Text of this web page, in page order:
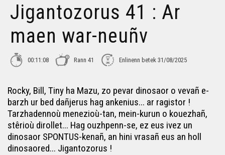
Jigantozorus 41 : Ar
maen war-neuñv
00:11:08 Rann 41 Enlinenn betek 31/08/2025
Rocky, Bill, Tiny ha Mazu, zo pevar dinosaor o vevañ e-
barzh ur bed dañjerus hag ankenius... ar ragistor !
Tarzhadennoù menezioù-tan, mein-kurun o kouezhañ,
stêrioù dirollet... Hag ouzhpenn-se, ez eus ivez un
dinosaor SPONTUS-kenañ, an hini vrasañ eus an holl
dinosaored... Jigantozorus !